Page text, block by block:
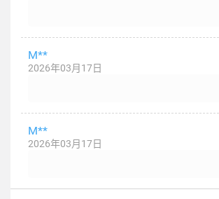
M**
2026年03月17日
M**
2026年03月17日